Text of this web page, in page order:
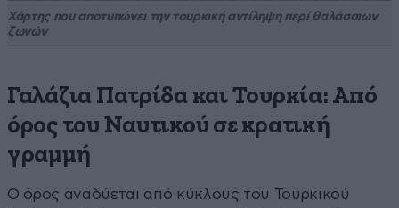
Χάρτης που αποτυπώνει την τουρκική αντίληψη περί θαλάσσιων
ζωνών
Γαλάζια Πατρίδα και Τουρκία: Από
όρος του Ναυτικού σε κρατική
γραμμή
Ο όρος αναδύεται από κύκλους του Τουρκικού